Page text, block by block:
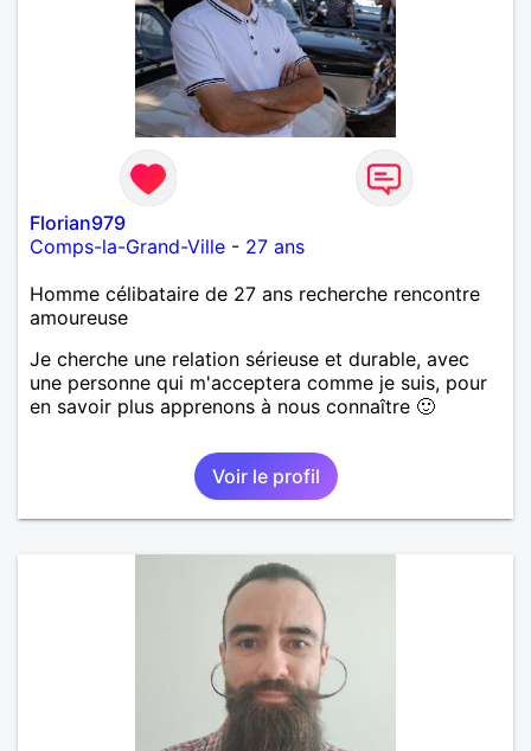
Florian979
Comps-la-Grand-Ville - 27 ans
Homme célibataire de 27 ans recherche rencontre
amoureuse
Je cherche une relation sérieuse et durable, avec
une personne qui m'acceptera comme je suis, pour
en savoir plus apprenons à nous connaître 🙂
Voir le profil